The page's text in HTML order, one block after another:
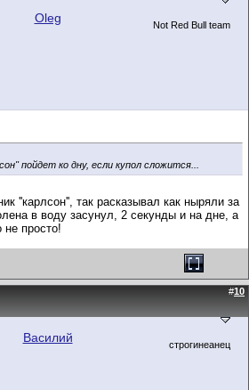
Oleg Not Red Bull team
пойдет ко дну, если купол сложится...
''карлсон'', так расказывал как ныряли за
в воду засунул, 2 секунды и на дне, а
не просто!
#10
Василий строгинеанец